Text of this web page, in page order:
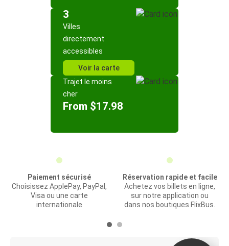
3
Villes
directement
accessibles
Voir la carte
Trajet le moins
cher
From $17.98
Paiement sécurisé
Choisissez ApplePay, PayPal,
Visa ou une carte
internationale
Réservation rapide et facile
Achetez vos billets en ligne,
sur notre application ou
dans nos boutiques FlixBus.